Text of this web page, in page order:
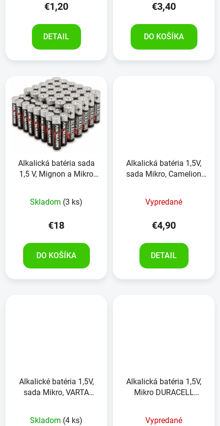
€1,20
DETAIL
€3,40
DO KOŠÍKA
Alkalická batéria sada
1,5 V, Mignon a Mikro
Skladom (3 ks)
€18
DO KOŠÍKA
Alkalická batéria 1,5V,
sada Mikro, Camelion
Vypredané
€4,90
DETAIL
Alkalické batéria 1,5V,
sada Mikro, VARTA
Skladom (4 ks)
Alkalická batéria 1,5V,
Mikro DURACELL
Vypredané